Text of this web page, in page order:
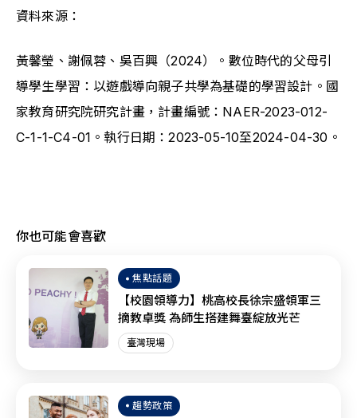
資料來源：
黃馨瑩、謝佩蓉、吳百興（2024）。數位時代的父母引
導學生學習：以遊戲導向親子共學為基礎的學習設計。國
家教育研究院研究計畫，計畫編號：NAER-2023-012-
C-1-1-C4-01。執行日期：2023-05-10至2024-04-30。
你也可能會喜歡
焦點話題
【校園領導力】桃高校長徐宗盛領軍三
摘教卓獎 為師生搭建舞臺綻放光芒
臺灣現場
趨勢政策